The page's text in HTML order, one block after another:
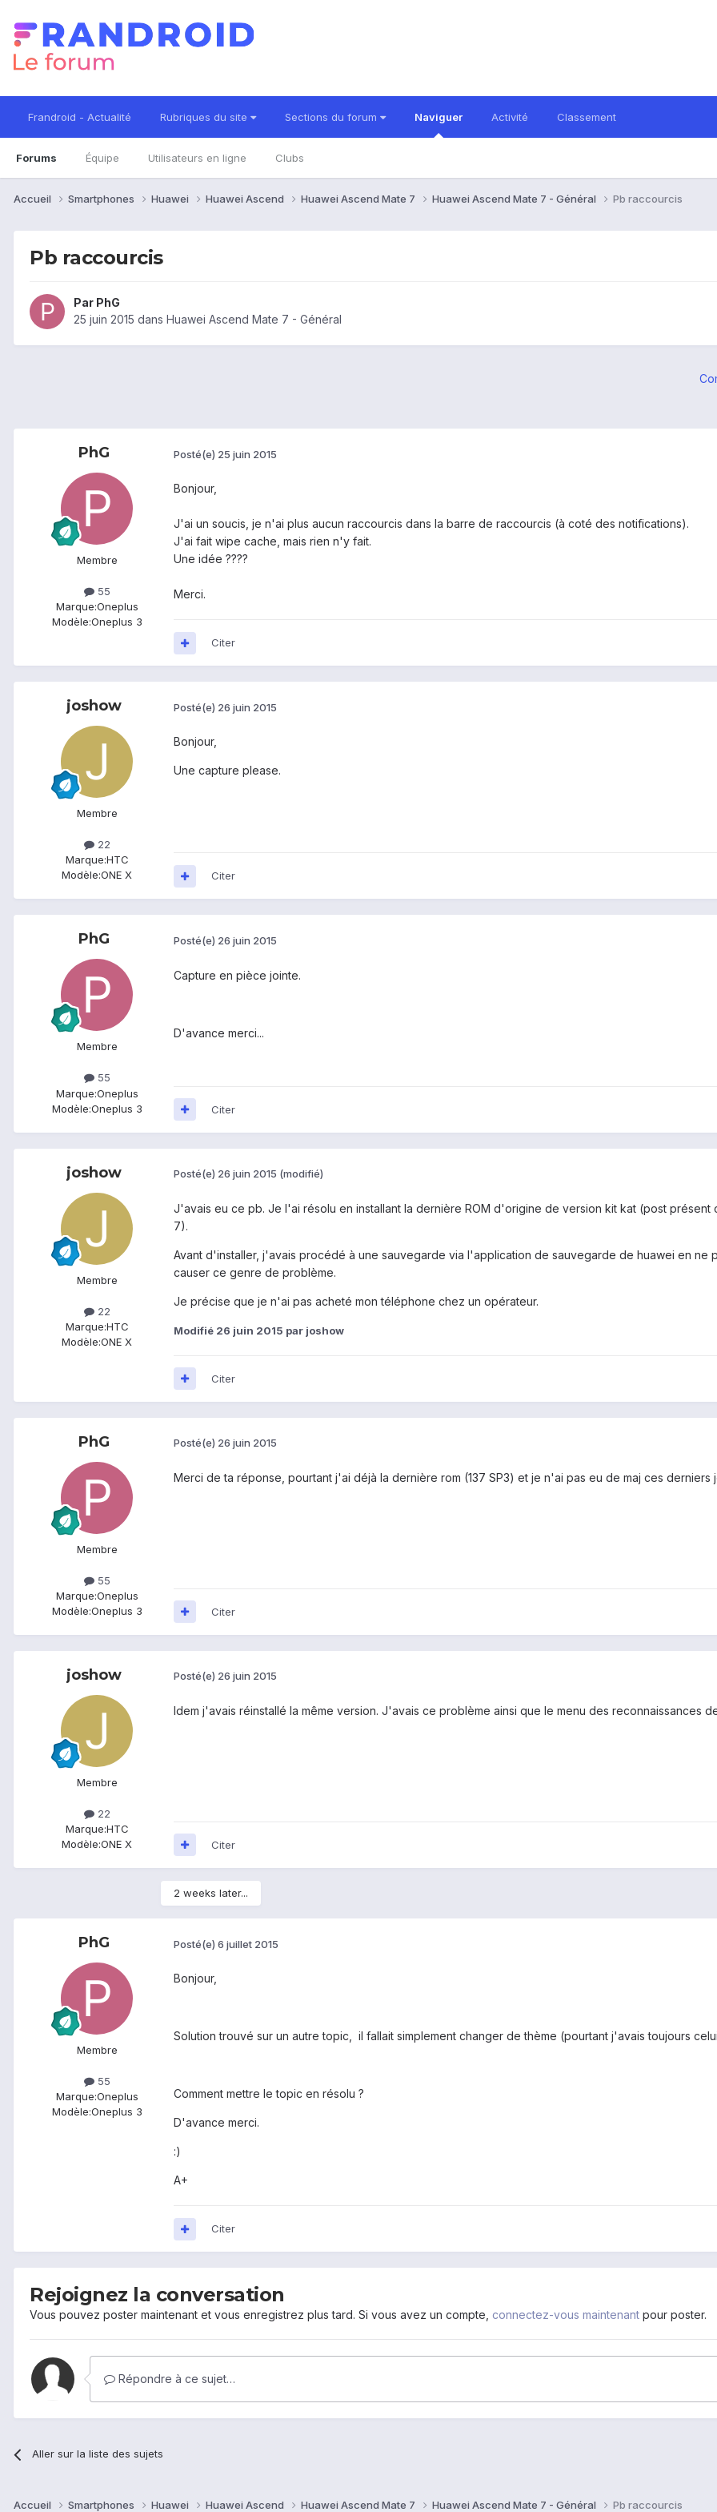
Frandroid - Actualité Rubriques du site Sections du forum Naviguer
Forums Équipe Utilisateurs en ligne Clubs
Activité Classement
Accueil Smartphones Huawei Huawei Ascend Huawei Ascend Mate 7 Huawei Ascend Mate 7 - Général Pb raccourcis
Pb raccourcis
Par PhG
25 juin 2015 dans Huawei Ascend Mate 7 - Général
PhG
Membre
55
Marque:Oneplus
Modèle:Oneplus 3
Posté(e) 25 juin 2015
Bonjour,
J'ai un soucis, je n'ai plus aucun raccourcis dans la barre de raccourcis (à coté des notifications).
J'ai fait wipe cache, mais rien n'y fait.
Une idée ????
Merci.
Citer
joshow
Membre
22
Marque:HTC
Modèle:ONE X
Posté(e) 26 juin 2015
Bonjour,
Une capture please.
Citer
PhG
Membre
55
Marque:Oneplus
Modèle:Oneplus 3
Posté(e) 26 juin 2015
Capture en pièce jointe.
D'avance merci...
Citer
joshow
Membre
22
Marque:HTC
Modèle:ONE X
Posté(e) 26 juin 2015 (modifié)
J'avais eu ce pb. Je l'ai résolu en installant la dernière ROM d'origine de version kit kat (post
7).
Avant d'installer, j'avais procédé à une sauvegarde via l'application de sauvegarde de huawei en ne
causer ce genre de problème.
Je précise que je n'ai pas acheté mon téléphone chez un opérateur.
Modifié 26 juin 2015 par joshow
Citer
PhG
Membre
55
Marque:Oneplus
Modèle:Oneplus 3
Posté(e) 26 juin 2015
Merci de ta réponse, pourtant j'ai déjà la dernière rom (137 SP3) et je n'ai pas eu de maj ces derniers
Citer
joshow
Membre
22
Marque:HTC
Modèle:ONE X
Posté(e) 26 juin 2015
Idem j'avais réinstallé la même version. J'avais ce problème ainsi que le menu des reconnaissances
Citer
2 weeks later...
PhG
Membre
55
Marque:Oneplus
Modèle:Oneplus 3
Posté(e) 6 juillet 2015
Bonjour,
Solution trouvé sur un autre topic, il fallait simplement changer de thème (pourtant j'avais toujours
Comment mettre le topic en résolu ?
D'avance merci.
:)
A+
Citer
Rejoignez la conversation
Vous pouvez poster maintenant et vous enregistrez plus tard. Si vous avez un compte, connectez-vous maintenant pour poster.
Répondre à ce sujet…
Aller sur la liste des sujets
Accueil Smartphones Huawei Huawei Ascend Huawei Ascend Mate 7 Huawei Ascend Mate 7 - Général Pb raccourcis